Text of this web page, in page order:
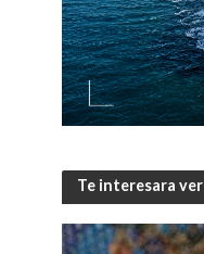
Te interesara ver